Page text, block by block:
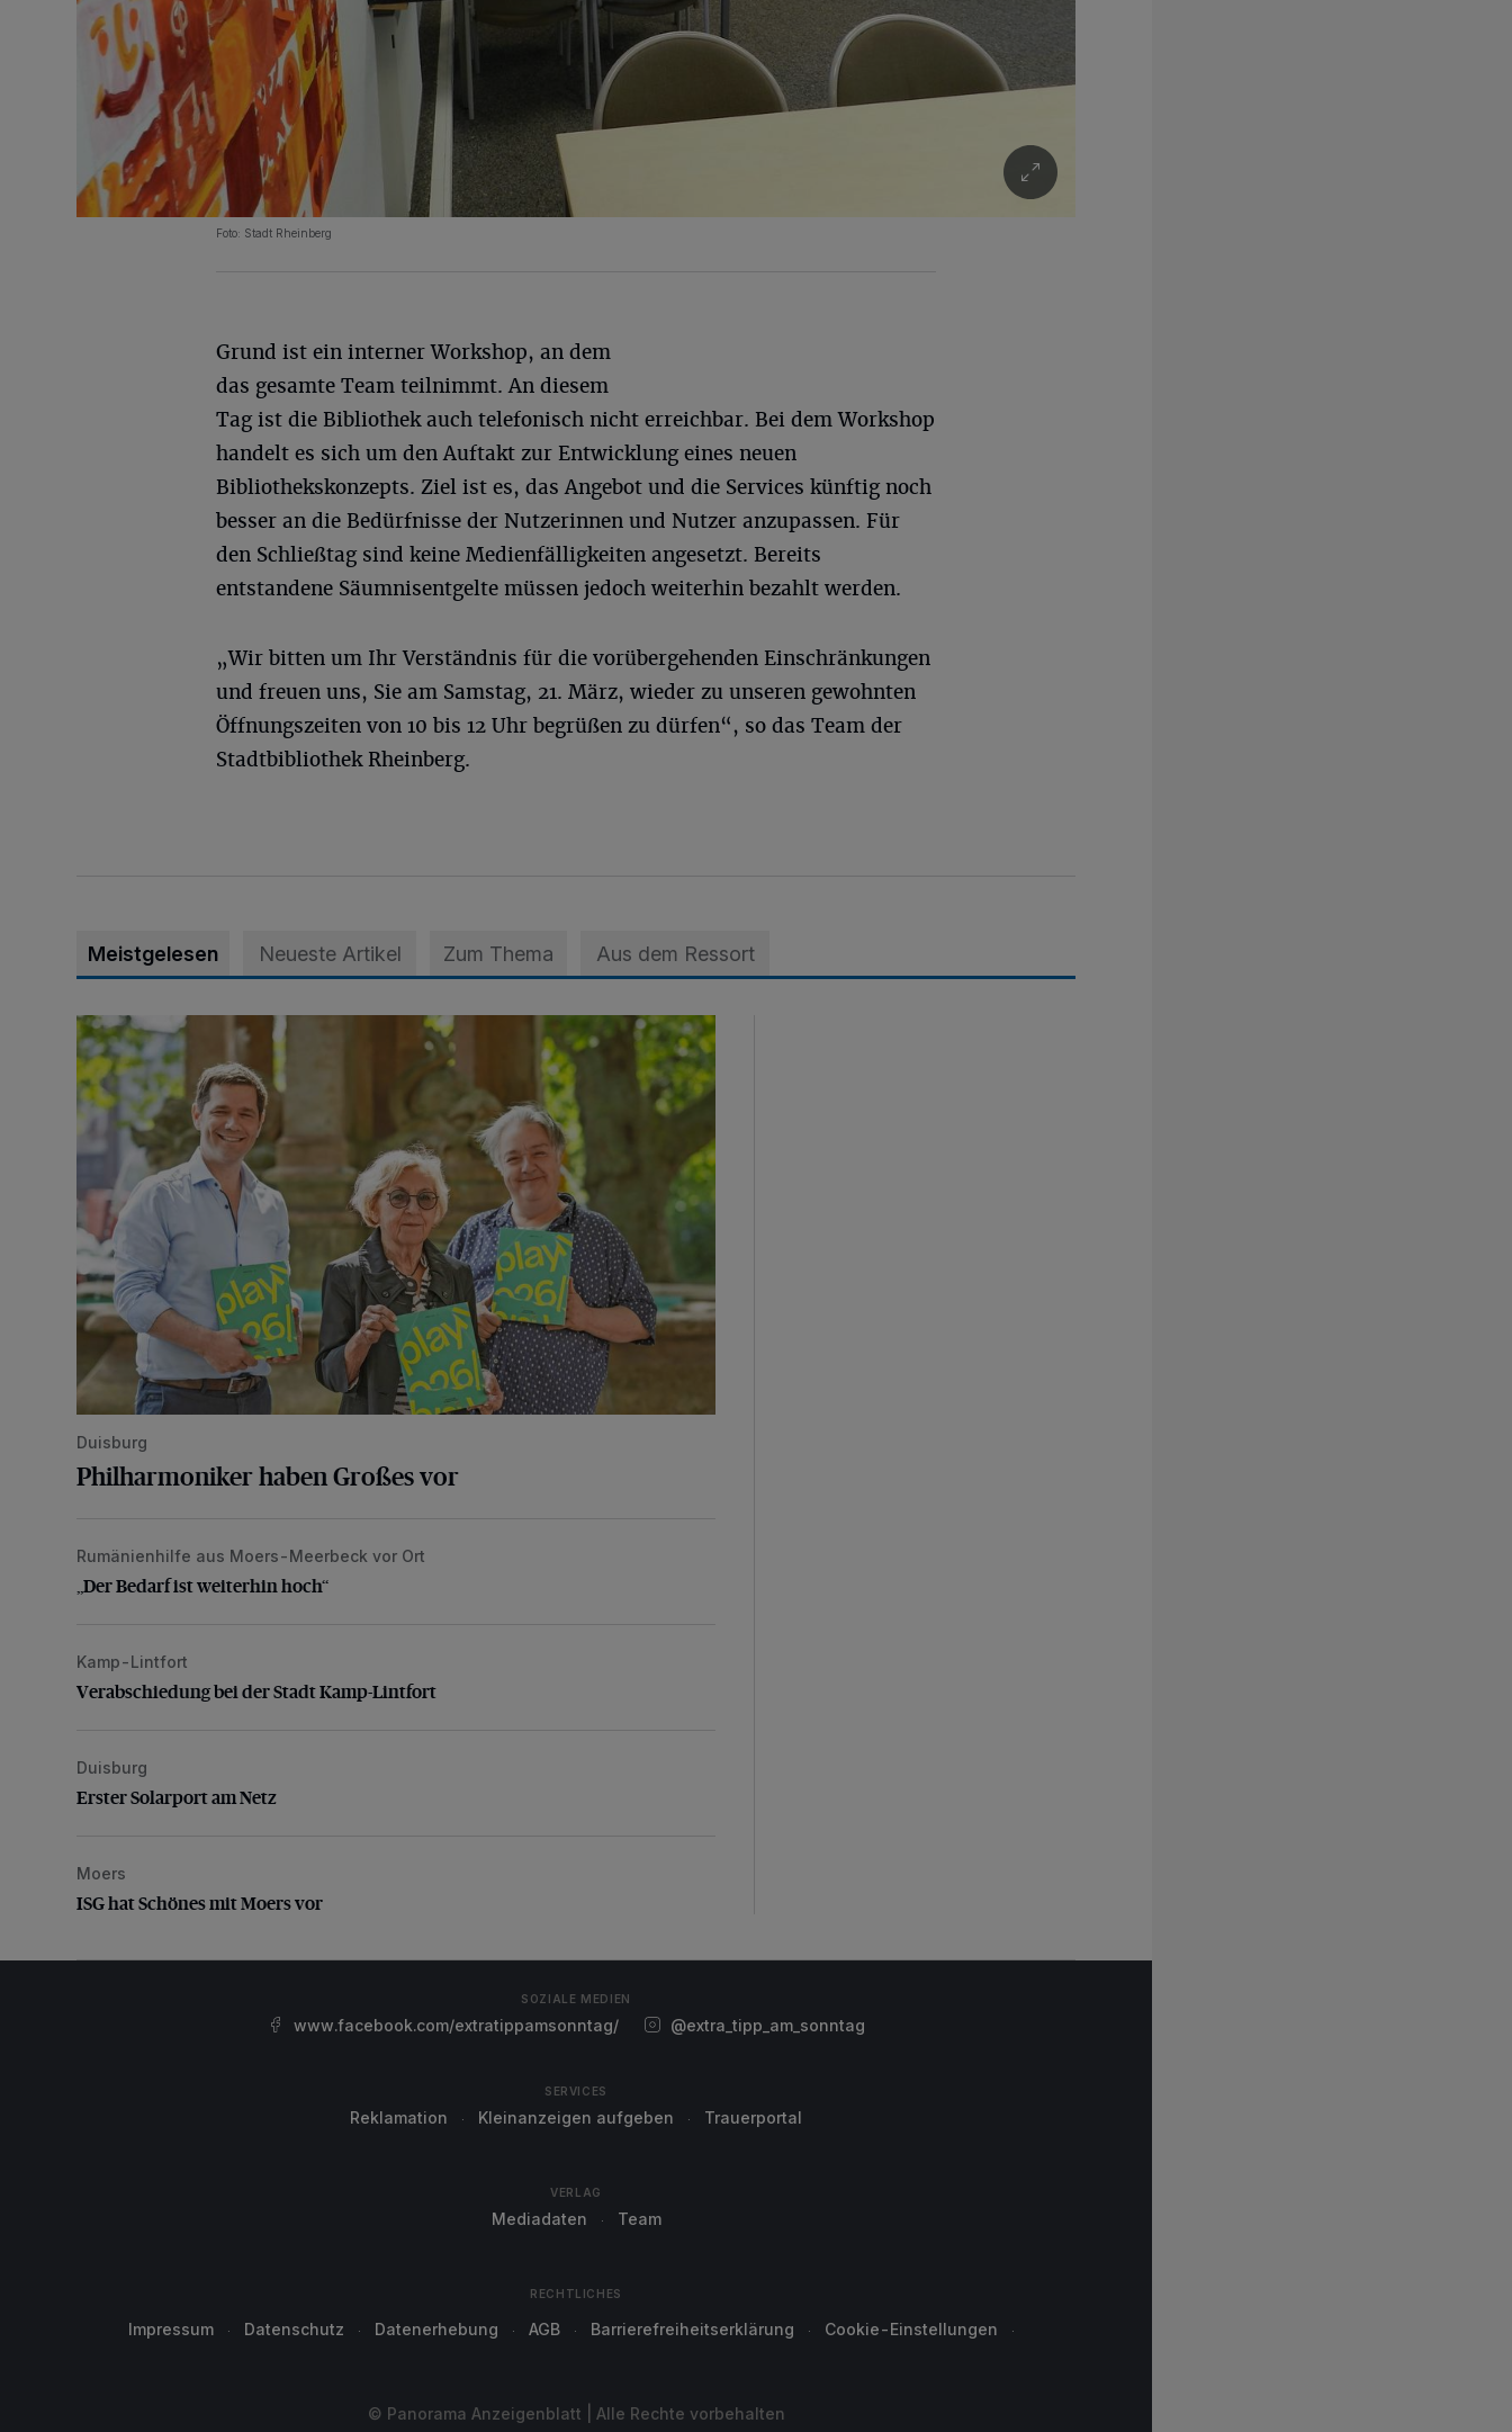
Foto: Stadt Rheinberg
Grund ist ein interner Workshop, an dem
das gesamte Team teilnimmt. An diesem
Tag ist die Bibliothek auch telefonisch nicht erreichbar. Bei dem Workshop
handelt es sich um den Auftakt zur Entwicklung eines neuen
Bibliothekskonzepts. Ziel ist es, das Angebot und die Services künftig noch
besser an die Bedürfnisse der Nutzerinnen und Nutzer anzupassen. Für
den Schließtag sind keine Medienfälligkeiten angesetzt. Bereits
entstandene Säumnisentgelte müssen jedoch weiterhin bezahlt werden.
„Wir bitten um Ihr Verständnis für die vorübergehenden Einschränkungen
und freuen uns, Sie am Samstag, 21. März, wieder zu unseren gewohnten
Öffnungszeiten von 10 bis 12 Uhr begrüßen zu dürfen“, so das Team der
Stadtbibliothek Rheinberg.
Meistgelesen Neueste Artikel Zum Thema Aus dem Ressort
Philharmoniker haben Großes vor
Duisburg
Philharmoniker haben Großes vor
„Der Bedarf ist weiterhin hoch“
Rumänienhilfe aus Moers-Meerbeck vor Ort
„Der Bedarf ist weiterhin hoch“
Verabschiedung bei der Stadt Kamp-Lintfort
Kamp-Lintfort
Verabschiedung bei der Stadt Kamp-Lintfort
Erster Solarport am Netz
Duisburg
Erster Solarport am Netz
ISG hat Schönes mit Moers vor
Moers
ISG hat Schönes mit Moers vor
SOZIALE MEDIEN
www.facebook.com/extratippamsonntag/ @extra_tipp_am_sonntag
SERVICES
Reklamation Kleinanzeigen aufgeben Trauerportal
VERLAG
Mediadaten Team
RECHTLICHES
Impressum Datenschutz Datenerhebung AGB Barrierefreiheitserklärung Cookie-Einstellungen
© Panorama Anzeigenblatt | Alle Rechte vorbehalten